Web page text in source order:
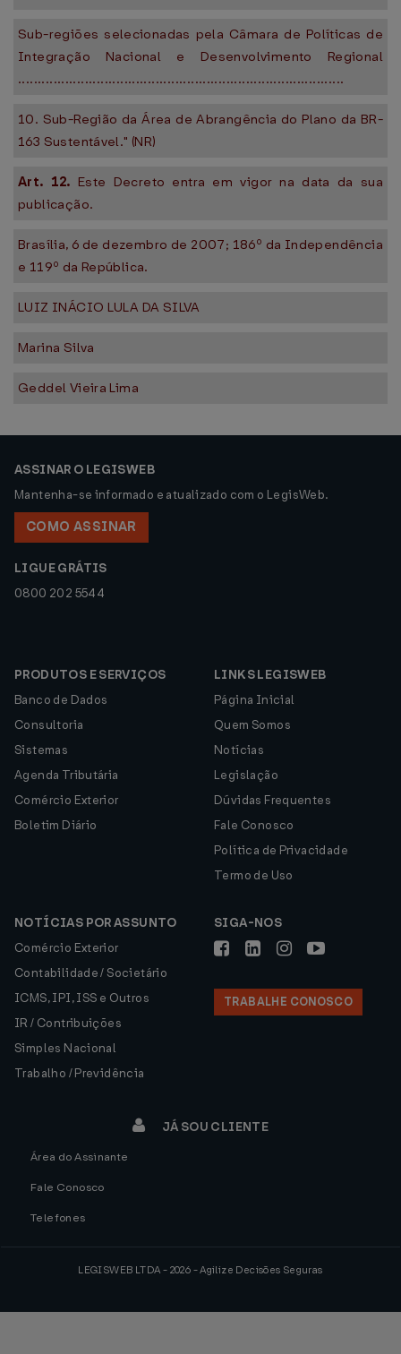
Sub-regiões selecionadas pela Câmara de Políticas de
Integração Nacional e Desenvolvimento Regional
...................................................................................
10. Sub-Região da Área de Abrangência do Plano da BR-
163 Sustentável." (NR)
Art. 12. Este Decreto entra em vigor na data da sua
publicação.
Brasília, 6 de dezembro de 2007; 186º da Independência
e 119º da República.
LUIZ INÁCIO LULA DA SILVA
Marina Silva
Geddel Vieira Lima
ASSINAR O LEGISWEB
Mantenha-se informado e atualizado com o LegisWeb.
COMO ASSINAR
LIGUE GRÁTIS
0800 202 5544
PRODUTOS E SERVIÇOS
Banco de Dados
Consultoria
Sistemas
Agenda Tributária
Comércio Exterior
Boletim Diário
LINKS LEGISWEB
Página Inicial
Quem Somos
Notícias
Legislação
Dúvidas Frequentes
Fale Conosco
Política de Privacidade
Termo de Uso
NOTÍCIAS POR ASSUNTO
Comércio Exterior
Contabilidade / Societário
ICMS, IPI, ISS e Outros
IR / Contribuições
Simples Nacional
Trabalho / Previdência
SIGA-NOS
TRABALHE CONOSCO
JÁ SOU CLIENTE
Área do Assinante
Fale Conosco
Telefones
LEGISWEB LTDA - 2026 - Agilize Decisões Seguras